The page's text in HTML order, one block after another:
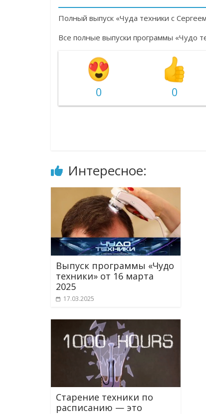
Полный выпуск «Чуда техники с
Все полные выпуски программы «Чудо
0 0
Интересное:
Выпуск программы «Чудо
техники» от 16 марта
2025
17.03.2025
Старение техники по
расписанию — это